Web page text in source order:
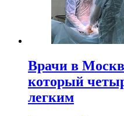
Врачи в
который
легким